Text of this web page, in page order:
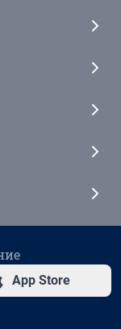
App Store